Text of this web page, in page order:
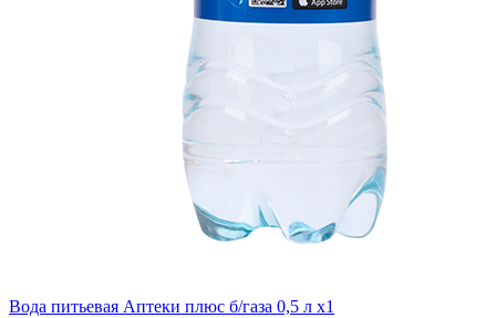
Вода питьевая Аптеки плюс б/газа 0,5 л x1